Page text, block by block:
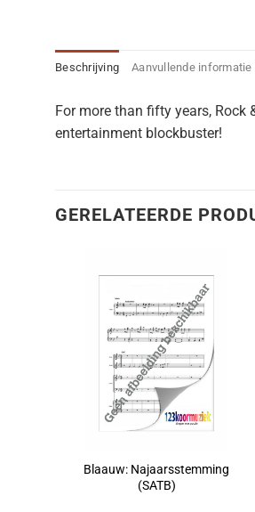
Beschrijving Aanvullende informatie
For more than fifty years,
entertainment blockbuster!
GERELATEERDE
Blaauw: Najaarsstemming
(SATB)